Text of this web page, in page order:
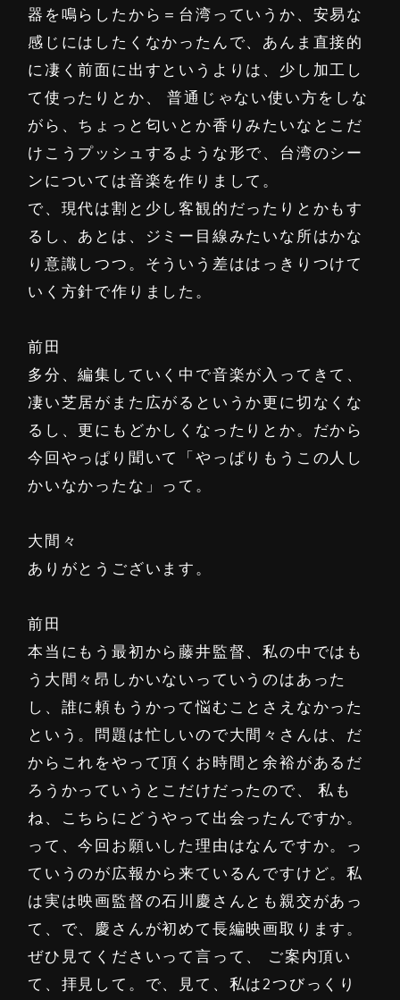
器を鳴らしたから＝台湾っていうか、安易な
感じにはしたくなかったんで、あんま直接的
に凄く前面に出すというよりは、少し加工し
て使ったりとか、 普通じゃない使い方をしな
がら、ちょっと匂いとか香りみたいなとこだ
けこうプッシュするような形で、台湾のシー
ンについては音楽を作りまして。
で、現代は割と少し客観的だったりとかもす
るし、あとは、ジミー目線みたいな所はかな
り意識しつつ。そういう差ははっきりつけて
いく方針で作りました。
前田
多分、編集していく中で音楽が入ってきて、
凄い芝居がまた広がるというか更に切なくな
るし、更にもどかしくなったりとか。だから
今回やっぱり聞いて「やっぱりもうこの人し
かいなかったな」って。
大間々
ありがとうございます。
前田
本当にもう最初から藤井監督、私の中ではも
う大間々昂しかいないっていうのはあった
し、誰に頼もうかって悩むことさえなかった
という。問題は忙しいので大間々さんは、だ
からこれをやって頂くお時間と余裕があるだ
ろうかっていうとこだけだったので、 私も
ね、こちらにどうやって出会ったんですか。
って、今回お願いした理由はなんですか。っ
ていうのが広報から来ているんですけど。私
は実は映画監督の石川慶さんとも親交があっ
て、で、慶さんが初めて長編映画取ります。
ぜひ見てくださいって言って、 ご案内頂い
て、拝見して。で、見て、私は2つびっくり